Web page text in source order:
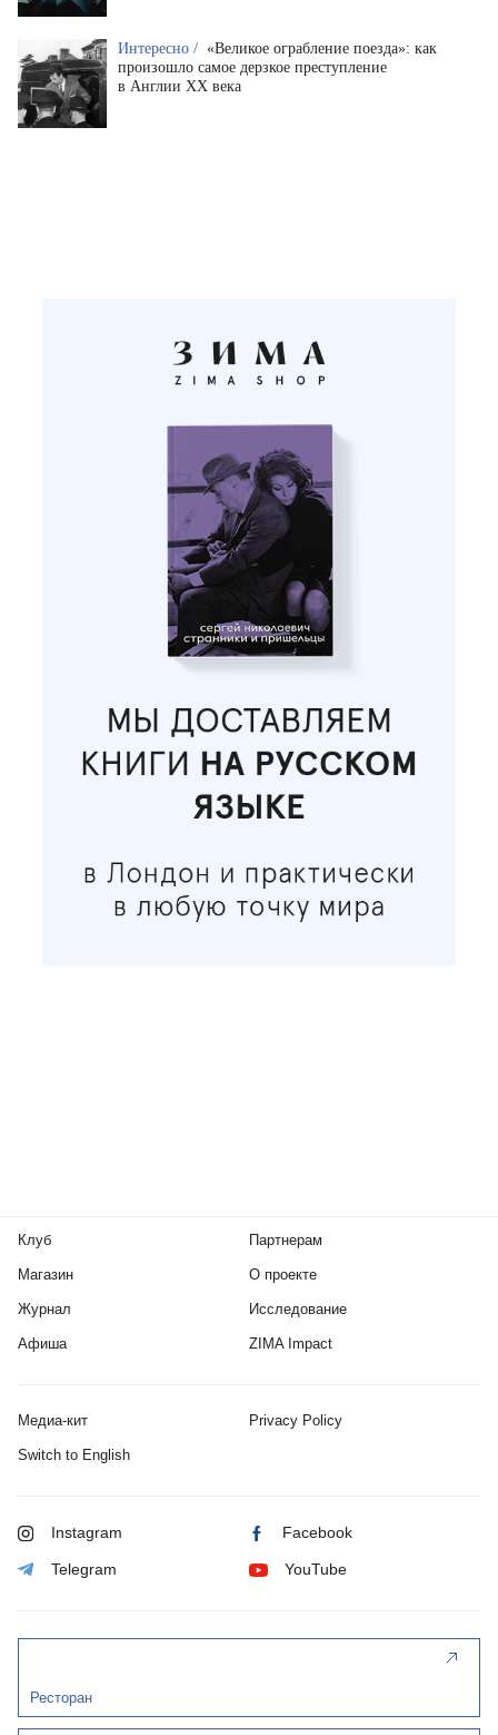
Интересно / «Великое ограбление поезда»: как
произошло самое дерзкое преступление
в Англии XX века
Клуб
Магазин
Журнал
Афиша
Партнерам
О проекте
Исследование
ZIMA Impact
Медиа-кит Privacy Policy
Switch to English
Instagram Facebook
Telegram YouTube
Ресторан